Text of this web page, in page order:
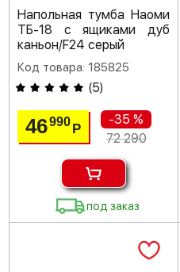
Напольная тумба Наоми
ТБ-18 с ящиками дуб
каньон/F24 серый
Код товара: 185825
(5)
46990Р
-35 %
72 290
под заказ